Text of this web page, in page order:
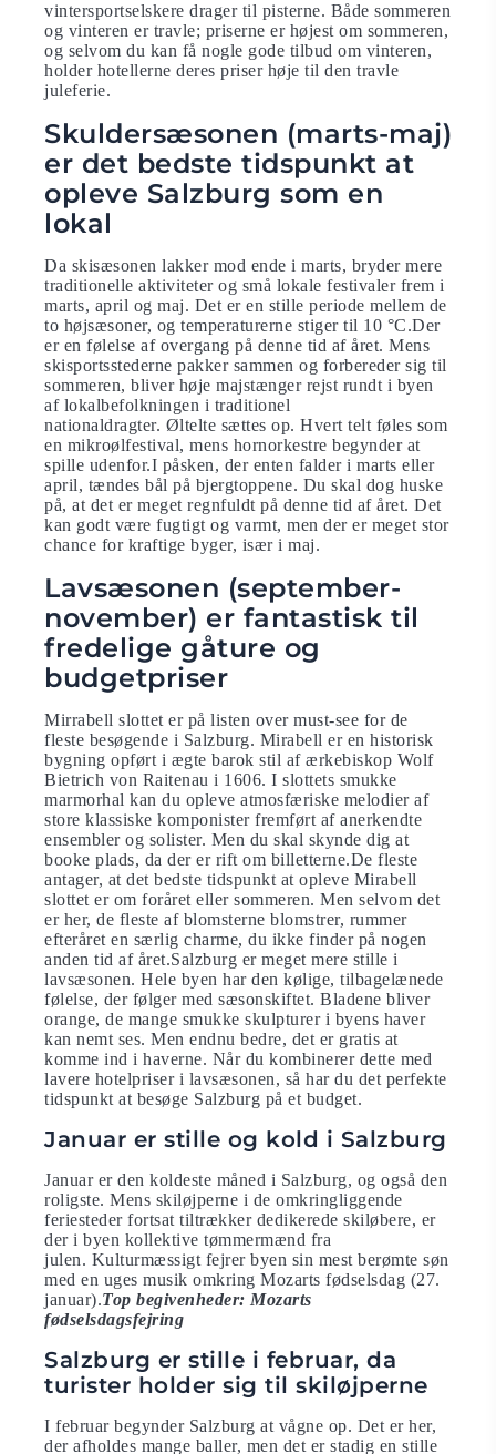
vintersportselskere drager til pisterne. Både sommeren
og vinteren er travle; priserne er højest om sommeren,
og selvom du kan få nogle gode tilbud om vinteren,
holder hotellerne deres priser høje til den travle
juleferie.
Skuldersæsonen (marts-maj)
er det bedste tidspunkt at
opleve Salzburg som en
lokal
Da skisæsonen lakker mod ende i marts, bryder mere
traditionelle aktiviteter og små lokale festivaler frem i
marts, april og maj. Det er en stille periode mellem de
to højsæsoner, og temperaturerne stiger til 10 °C.Der
er en følelse af overgang på denne tid af året. Mens
skisportsstederne pakker sammen og forbereder sig til
sommeren, bliver høje majstænger rejst rundt i byen
af ​​lokalbefolkningen i traditionel
nationaldragter. Øltelte sættes op. Hvert telt føles som
en mikroølfestival, mens hornorkestre begynder at
spille udenfor.I påsken, der enten falder i marts eller
april, tændes bål på bjergtoppene. Du skal dog huske
på, at det er meget regnfuldt på denne tid af året. Det
kan godt være fugtigt og varmt, men der er meget stor
chance for kraftige byger, især i maj.
Lavsæsonen (september-
november) er fantastisk til
fredelige gåture og
budgetpriser
Mirrabell slottet er på listen over must-see for de
fleste besøgende i Salzburg. Mirabell er en historisk
bygning opført i ægte barok stil af ærkebiskop Wolf
Bietrich von Raitenau i 1606. I slottets smukke
marmorhal kan du opleve atmosfæriske melodier af
store klassiske komponister fremført af anerkendte
ensembler og solister. Men du skal skynde dig at
booke plads, da der er rift om billetterne.De fleste
antager, at det bedste tidspunkt at opleve Mirabell
slottet er om foråret eller sommeren. Men selvom det
er her, de fleste af blomsterne blomstrer, rummer
efteråret en særlig charme, du ikke finder på nogen
anden tid af året.Salzburg er meget mere stille i
lavsæsonen. Hele byen har den kølige, tilbagelænede
følelse, der følger med sæsonskiftet. Bladene bliver
orange, de mange smukke skulpturer i byens haver
kan nemt ses. Men endnu bedre, det er gratis at
komme ind i haverne. Når du kombinerer dette med
lavere hotelpriser i lavsæsonen, så har du det perfekte
tidspunkt at besøge Salzburg på et budget.
Januar er stille og kold i Salzburg
Januar er den koldeste måned i Salzburg, og også den
roligste. Mens skiløjperne i de omkringliggende
feriesteder fortsat tiltrækker dedikerede skiløbere, er
der i byen kollektive tømmermænd fra
julen. Kulturmæssigt fejrer byen sin mest berømte søn
med en uges musik omkring Mozarts fødselsdag (27.
januar).Top begivenheder: Mozarts
fødselsdagsfejring
Salzburg er stille i februar, da
turister holder sig til skiløjperne
I februar begynder Salzburg at vågne op. Det er her,
der afholdes mange baller, men det er stadig en stille